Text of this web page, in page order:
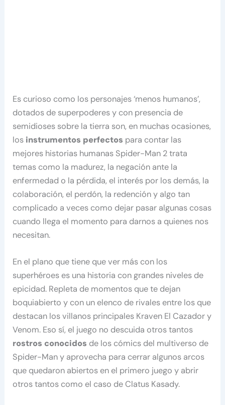
Es curioso como los personajes ‘menos humanos’,
dotados de superpoderes y con presencia de
semidioses sobre la tierra son, en muchas ocasiones,
los instrumentos perfectos para contar las
mejores historias humanas Spider-Man 2 trata
temas como la madurez, la negación ante la
enfermedad o la pérdida, el interés por los demás, la
colaboración, el perdón, la redención y algo tan
complicado a veces como dejar pasar algunas cosas
cuando llega el momento para darnos a quienes nos
necesitan.
En el plano que tiene que ver más con los
superhéroes es una historia con grandes niveles de
epicidad. Repleta de momentos que te dejan
boquiabierto y con un elenco de rivales entre los que
destacan los villanos principales Kraven El Cazador y
Venom. Eso sí, el juego no descuida otros tantos
rostros conocidos de los cómics del multiverso de
Spider-Man y aprovecha para cerrar algunos arcos
que quedaron abiertos en el primero juego y abrir
otros tantos como el caso de Clatus Kasady.